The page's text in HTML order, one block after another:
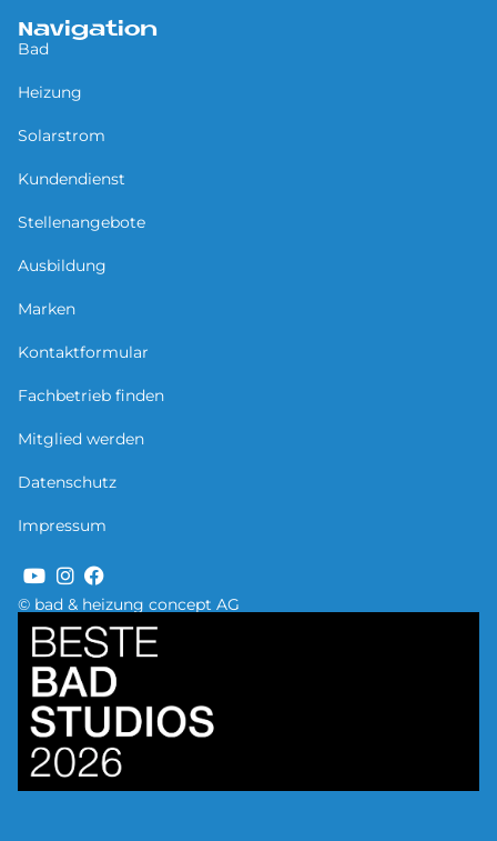
© bad & heizung concept AG
Navigation
Bad
Heizung
Solarstrom
Kundendienst
Stellenangebote
Ausbildung
Marken
Kontaktformular
Fachbetrieb finden
Mitglied werden
Datenschutz
Impressum